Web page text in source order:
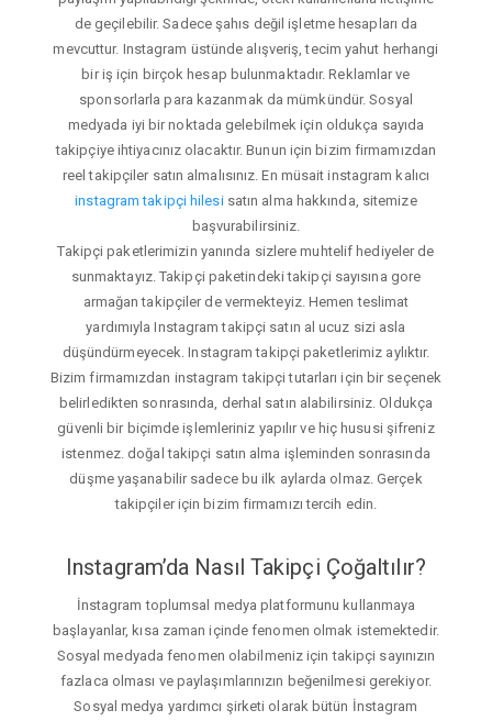
de geçilebilir. Sadece şahıs değil işletme hesapları da
mevcuttur. Instagram üstünde alışveriş, tecim yahut herhangi
bir iş için birçok hesap bulunmaktadır. Reklamlar ve
sponsorlarla para kazanmak da mümkündür. Sosyal
medyada iyi bir noktada gelebilmek için oldukça sayıda
takipçiye ihtiyacınız olacaktır. Bunun için bizim firmamızdan
reel takipçiler satın almalısınız. En müsait instagram kalıcı
instagram takipçi hilesisatın alma hakkında, sitemize
başvurabilirsiniz.
Takipçi paketlerimizin yanında sizlere muhtelif hediyeler de
sunmaktayız. Takipçi paketindeki takipçi sayısına gore
armağan takipçiler de vermekteyiz. Hemen teslimat
yardımıyla Instagram takipçi satın al ucuz sizi asla
düşündürmeyecek. Instagram takipçi paketlerimiz aylıktır.
Bizim firmamızdan instagram takipçi tutarları için bir seçenek
belirledikten sonrasında, derhal satın alabilirsiniz. Oldukça
güvenli bir biçimde işlemleriniz yapılır ve hiç hususi şifreniz
istenmez. doğal takipçi satın alma işleminden sonrasında
düşme yaşanabilir sadece bu ilk aylarda olmaz. Gerçek
takipçiler için bizim firmamızı tercih edin.
Instagram’da Nasıl Takipçi Çoğaltılır?
İnstagram toplumsal medya platformunu kullanmaya
başlayanlar, kısa zaman içinde fenomen olmak istemektedir.
Sosyal medyada fenomen olabilmeniz için takipçi sayınızın
fazlaca olması ve paylaşımlarınızın beğenilmesi gerekiyor.
Sosyal medya yardımcı şirketi olarak bütün İnstagram